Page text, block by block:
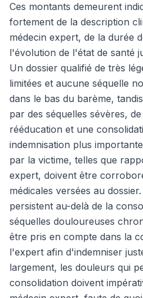
Ces montants demeurent
fortement de la description
médecin expert, de la durée
l'évolution de l'état de santé
Un dossier qualifié de très
limitées et aucune séquelle
dans le bas du barème,
par des séquelles sévères,
rééducation et une
indemnisation plus
par la victime, telles que
expert, doivent être
médicales versées au
persistent au-delà de la
séquelles douloureuses
être pris en compte dans la
l'expert afin d'indemniser
largement, les douleurs qui
consolidation doivent